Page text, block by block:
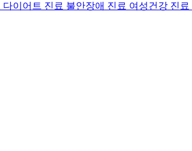
다이어트 진료 불안장애 진료 여성건강 진료